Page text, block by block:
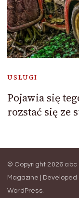
USŁUGI
Pojawia się
rozstać się ze
© Copyright 2026 abc
Magazine | Developed
WordPress.